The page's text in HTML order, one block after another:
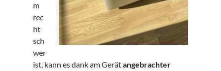
m
rec
ht
sch
wer
ist, kann es dank am Gerätangebrachter